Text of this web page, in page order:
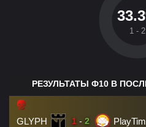
1 - 2
РЕЗУЛЬТАТЫ Ф10 В
GLYPH 1 - 2